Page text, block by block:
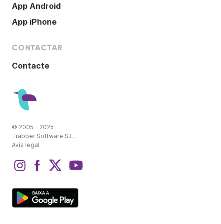
App Android
App iPhone
CONTACTAR
Contacte
© 2005 - 2026
Trabber Software S.L.
Avís legal